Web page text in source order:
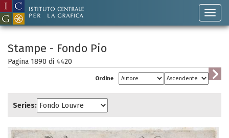
Stampe - Fondo Pio
Pagina 1890 di 4420
Ordine
Series: